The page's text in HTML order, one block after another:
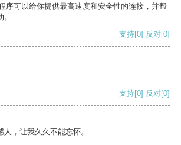
序可以给你提供最高速度和安全性的连接，并帮
支持[0] 反对[0]
支持[0] 反对[0]
，让我久久不能忘怀。